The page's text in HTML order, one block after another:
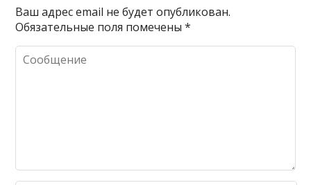
Ваш адрес email не будет опубликован.
Обязательные поля помечены*